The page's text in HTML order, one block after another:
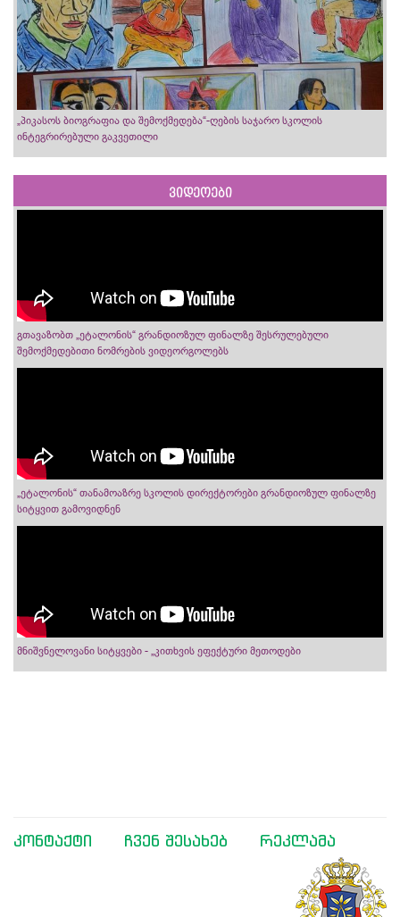
„პიკასოს ბიოგრაფია და შემოქმედება“-ღების საჯარო სკოლის
ინტეგრირებული გაკვეთილი
ვიდეოები
გთავაზობთ „ეტალონის“ გრანდიოზულ ფინალზე შესრულებული
შემოქმედებითი ნომრების ვიდეორგოლებს
„ეტალონის“ თანამოაზრე სკოლის დირექტორები გრანდიოზულ ფინალზე
სიტყვით გამოვიდნენ
მნიშვნელოვანი სიტყვები - „კითხვის ეფექტური მეთოდები
კონტაქტი ჩვენ შესახებ რეკლამა